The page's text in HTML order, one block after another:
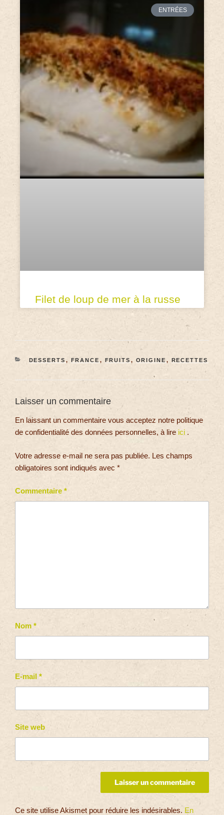
ENTRÉES
Filet de loup de mer à la russe
DESSERTS , FRANCE , FRUITS , ORIGINE , RECETTES
Laisser un commentaire
En laissant un commentaire vous acceptez notre politique
de confidentialité des données personnelles, à lire ici .
Votre adresse e-mail ne sera pas publiée. Les champs
obligatoires sont indiqués avec *
Commentaire *
Nom *
E-mail *
Site web
Ce site utilise Akismet pour réduire les indésirables. En